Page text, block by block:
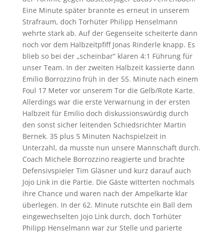
Eine Minute später brannte es erneut in unserem
Strafraum, doch Torhüter Philipp Henselmann
wehrte stark ab. Auf der Gegenseite scheiterte dann
noch vor dem Halbzeitpfiff Jonas Rinderle knapp. Es
blieb so bei der „scheinbar“ klaren 4:1 Führung für
unser Team. In der zweiten Halbzeit kassierte dann
Emilio Borrozzino früh in der 55. Minute nach einem
Foul 17 Meter vor unserem Tor die Gelb/Rote Karte.
Allerdings war die erste Verwarnung in der ersten
Halbzeit für Emilio doch diskussionswürdig durch
den sonst sicher leitenden Schiedsrichter Martin
Bernek. 35 plus 5 Minuten Nachspielzeit in
Unterzahl, da musste nun unsere Mannschaft durch.
Coach Michele Borrozzino reagierte und brachte
Defensivspieler Tim Gläsner und kurz darauf auch
Jojo Link in die Partie. Die Gäste witterten nochmals
ihre Chance und waren nach der Ampelkarte klar
überlegen. In der 62. Minute rutschte ein Ball dem
eingewechselten Jojo Link durch, doch Torhüter
Philipp Henselmann war zur Stelle und parierte